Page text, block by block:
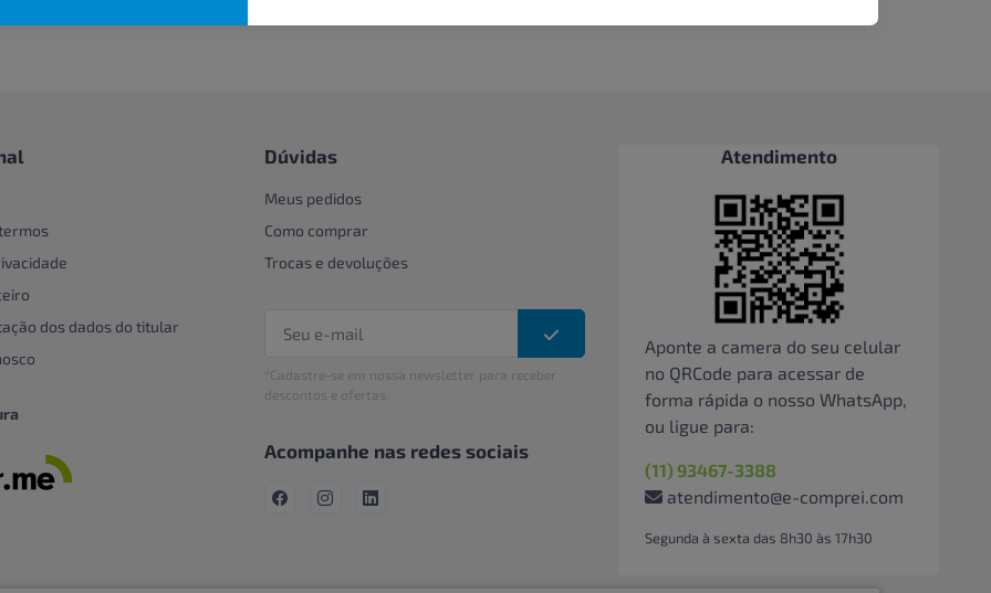
dos dados do titular
Dúvidas
Meus pedidos
Como comprar
Trocas e devoluções
*Cadastre-se em nossa newsletter para receber
descontos e ofertas.
Acompanhe nas redes sociais
Atendimento
Aponte a camera do seu celular
no QRCode para acessar de
forma rápida o nosso WhatsApp,
ou ligue para:
(11) 93467-3388
atendimento@e-comprei.com
Segunda à sexta das 8h30 às 17h30